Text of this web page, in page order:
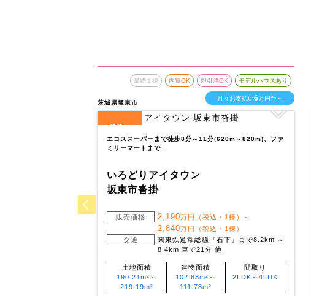
茨城県坂東市
最終１棟 内覧OK 即引渡OK モデルハウスあり
月々お支払い6万円台～
29
エコススーパーまで徒歩8分～11分(620m～820m)、ファ
ミリーマートまで…
いろどりアイタウン
坂東市沓掛
販売価格 2,190万円（税込・1棟）～
2,840万円（税込・1棟）
交通
関東鉄道常総線『石下』まで8.2km ～
8.4km 車で21分 他
土地面積
190.21m²～
219.19m²
建物面積
102.68m²～
111.78m²
間取り
2LDK～4LDK